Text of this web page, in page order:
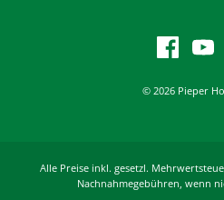
© 2026 Pieper
Alle Preise inkl. gesetzl.
Nachnahmegebühren, wenn